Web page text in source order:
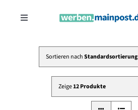
InhaltToggle
Marketingtrends
Neu
Zeitungsanzeigen
Sortieren nachStandardsortierung
Zeige12 Produkte